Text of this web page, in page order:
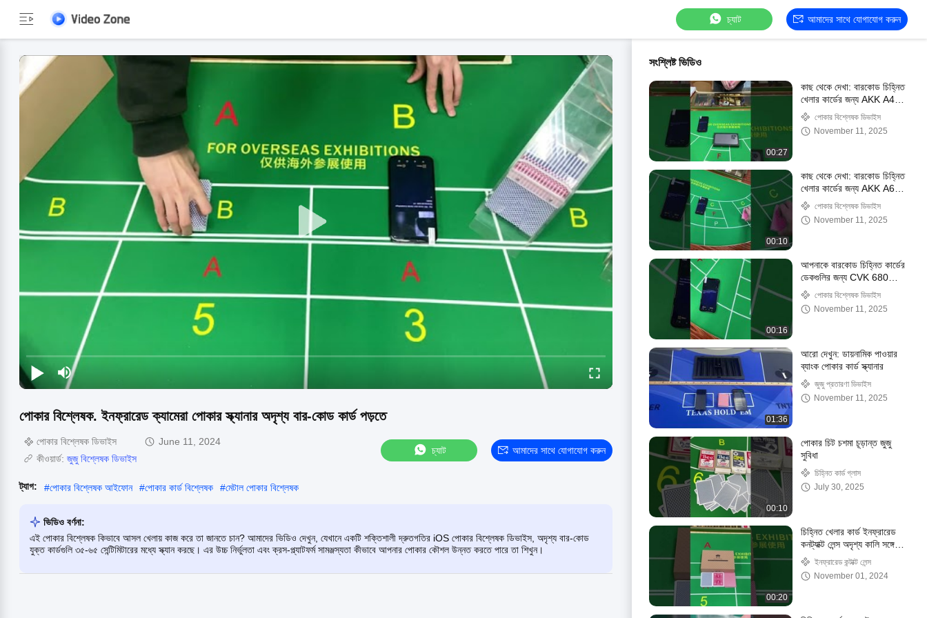
চ্যাট আমাদের সাথে যোগাযোগ করুন
পোকার বিশ্লেষক. ইনফ্রারেড ক্যামেরা পোকার স্ক্যানার অদৃশ্য বার-কোড কার্ড পড়তে
পোকার বিশ্লেষক ডিভাইস
June 11, 2024
কীওয়ার্ড: জুজু বিশ্লেষক ডিভাইস
চ্যাট আমাদের সাথে যোগাযোগ করুন
ট্যাগ: #পোকার বিশ্লেষক আইফোন #পোকার কার্ড বিশ্লেষক #মেটাল পোকার বিশ্লেষক
ভিডিও বর্ণনা:
এই পোকার বিশ্লেষক কিভাবে আসল খেলায় কাজ করে তা জানতে চান? আমাদের ভিডিও দেখুন, যেখানে একটি শক্তিশালী দ্রুতগতির iOS পোকার বিশ্লেষক ডিভাইস, অদৃশ্য বার-কোড
যুক্ত কার্ডগুলি ৩৫-৬৫ সেন্টিমিটারের মধ্যে স্ক্যান করছে। এর উচ্চ নির্ভুলতা এবং ক্রস-প্ল্যাটফর্ম সামঞ্জস্যতা কীভাবে আপনার পোকার কৌশল উন্নত করতে পারে তা শিখুন।
সংশ্লিষ্ট ভিডিও
00:27
কাছ থেকে দেখা: বারকোড চিহ্নিত
খেলার কার্ডের জন্য AKK A4
ফোন পোকার বিশ্লেষক
পোকার বিশ্লেষক ডিভাইস
November 11, 2025
00:10
কাছ থেকে দেখা: বারকোড চিহ্নিত
খেলার কার্ডের জন্য AKK A6
ক্যাসিনো কার্ড বিশ্লেষক
পোকার বিশ্লেষক ডিভাইস
November 11, 2025
00:16
আপনাকে বারকোড চিহ্নিত কার্ডের
ডেকগুলির জন্য CVK 680
পোকার বিশ্লেষক আইফোন
উপস্থাপন করা হলো
পোকার বিশ্লেষক ডিভাইস
November 11, 2025
01:36
আরো দেখুন: ডায়নামিক পাওয়ার
ব্যাংক পোকার কার্ড স্ক্যানার
জুজু প্রতারণা ডিভাইস
November 11, 2025
00:10
পোকার চিট চশমা চূড়ান্ত জুজু
সুবিধা
চিহ্নিত কার্ড গ্লাস
July 30, 2025
00:20
চিহ্নিত খেলার কার্ড ইনফ্রারেড
কনট্যাক্ট লেন্স অদৃশ্য কালি সঙ্গে
পোকারইনফ্রারেড কন্টাক্ট লেন্স
November 01, 2024